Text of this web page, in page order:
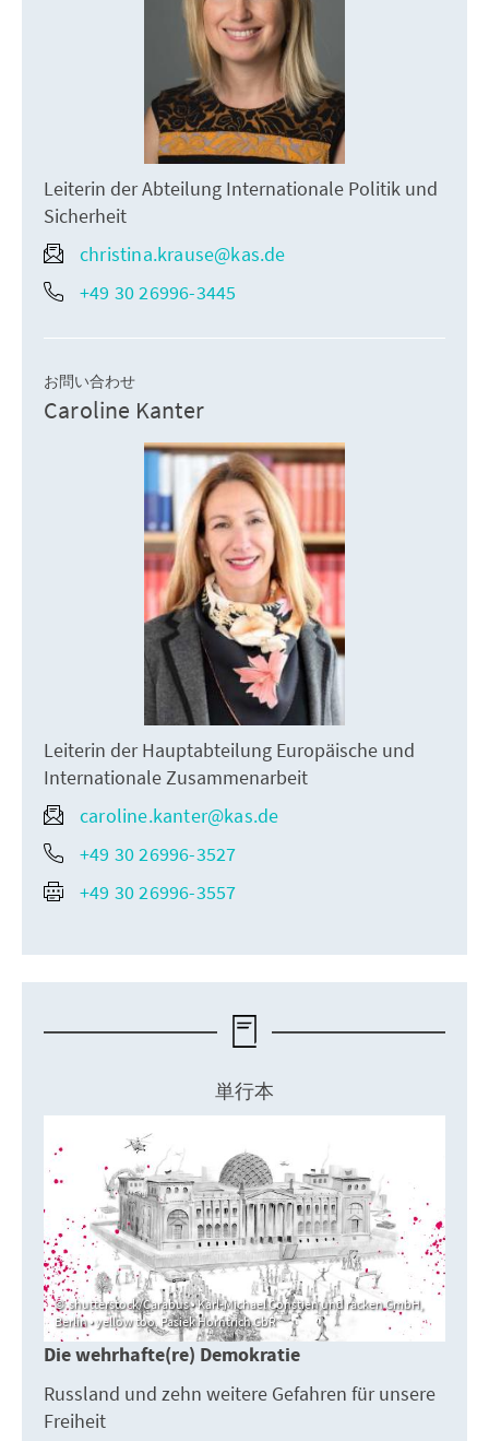
Leiterin der Abteilung Internationale Politik und
Sicherheit
christina.krause@kas.de
+49 30 26996-3445
お問い合わせ
Caroline Kanter
Leiterin der Hauptabteilung Europäische und
Internationale Zusammenarbeit
caroline.kanter@kas.de
+49 30 26996-3527
+49 30 26996-3557
単行本
shutterstock/Carabus • Karl-Michael Constien und racken GmbH,
Berlin • yellow too, Pasiek Horntrich GbR
Die wehrhafte(re) Demokratie
Russland und zehn weitere Gefahren für unsere
Freiheit